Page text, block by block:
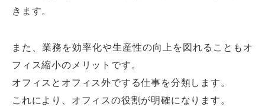
きます。
また、業務を効率化や生産性の向上を図れることもオ
フィス縮小のメリットです。
オフィスとオフィス外でする仕事を分類します。
これにより、オフィスの役割が明確になります。